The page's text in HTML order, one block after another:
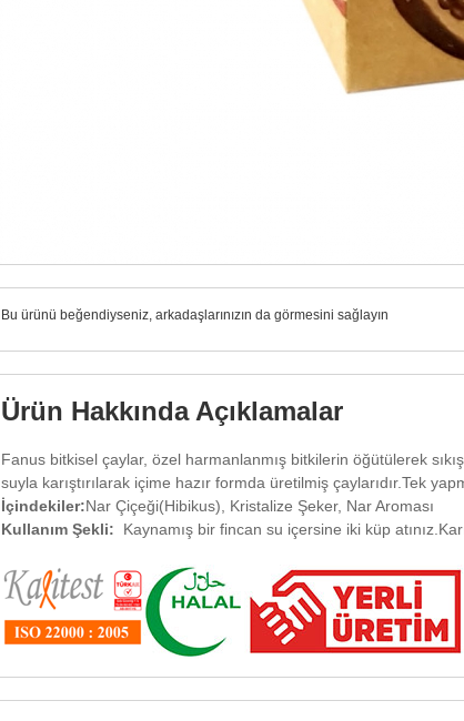
Bu ürünü beğendiyseniz, arkadaşlarınızın da görmesini sağlayın
Ürün Hakkında Açıklamalar
Fanus bitkisel çaylar, özel harmanlanmış bitkilerin öğütülerek
suyla karıştırılarak içime hazır formda üretilmiş çaylarıdır.Tek
İçindekiler:Nar Çiçeği(Hibikus), Kristalize Şeker, Nar Aroması
Kullanım Şekli: Kaynamış bir fincan su içersine iki küp